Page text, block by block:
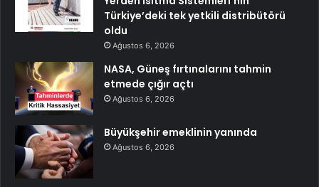
Türkiye’deki tek yetkili distribütörü
oldu
Ağustos 6, 2026
NASA, Güneş fırtınalarını tahmin
etmede çığır açtı
Ağustos 6, 2026
Büyükşehir emeklinin yanında
Ağustos 6, 2026